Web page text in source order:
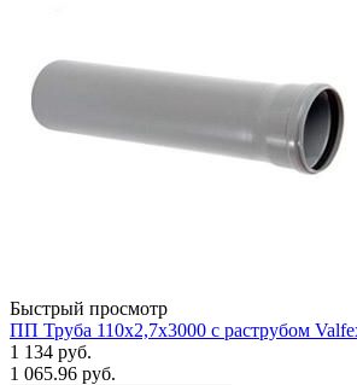
Быстрый просмотр
ПП Труба 110х2,7х3000 с раструбом
1 134 руб.
1 065.96 руб.